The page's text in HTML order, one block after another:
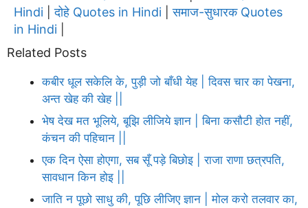
Hindi |दोहे Quotes in Hindi |समाज-सुधारक Quotes
in Hindi
Related Posts
कबीर धूल सकेलि के, पुड़ी जो बाँधी येह | दिवस चार का पेखना,
अन्त खेह की खेह ||
भेष देख मत भूलिये, बूझि लीजिये ज्ञान | बिना कसौटी होत नहीं,
कंचन की पहिचान ||
एक दिन ऐसा होएगा, सब सूँ पड़े बिछोइ | राजा राणा छत्रपति,
सावधान किन होइ ||
जाति न पूछो साधु की, पूछि लीजिए ज्ञान | मोल करो तलवार का,